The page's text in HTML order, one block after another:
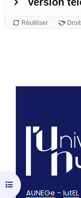
Ouvrir l’index du cours
AUNEGe - IutEL